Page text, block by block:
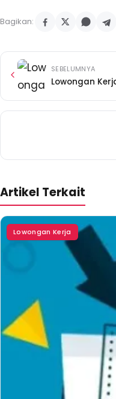
Bagikan:
SEBELUMNYA
Lowongan
Artikel Terkait
Lowongan Kerja